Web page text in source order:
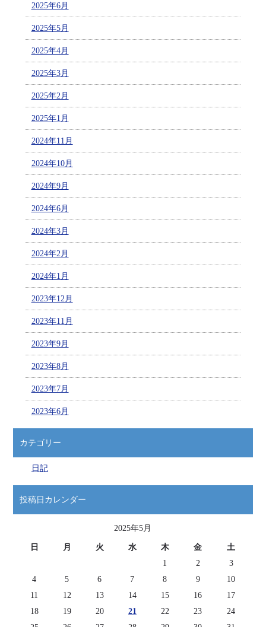
2025年6月
2025年5月
2025年4月
2025年3月
2025年2月
2025年1月
2024年11月
2024年10月
2024年9月
2024年6月
2024年3月
2024年2月
2024年1月
2023年12月
2023年11月
2023年9月
2023年8月
2023年7月
2023年6月
カテゴリー
日記
投稿日カレンダー
2025年5月
日 月 火 水 木 金
土
1
2
3
4
5 6 7 8 9
10
11
12 13 14 15 16
17
18
19 20 21 22 23
24